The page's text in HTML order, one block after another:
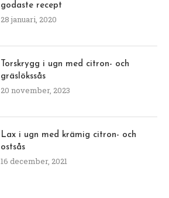
godaste recept
28 januari, 2020
Torskrygg i ugn med citron- och
gräslökssås
20 november, 2023
Lax i ugn med krämig citron- och
ostsås
16 december, 2021